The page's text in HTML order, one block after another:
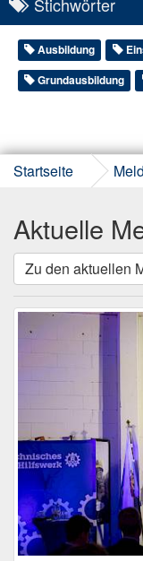
Ausbildung
Grundausbildung
Startseite
Aktuelle
Zu den aktuellen